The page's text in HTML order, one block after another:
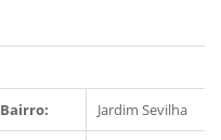
Bairro: Jardim Sevilha